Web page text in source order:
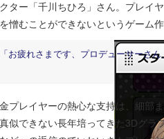
ター「千川ちひろ」さん。プレイ
憎むことができないというゲーム
お疲れさまです、プロデューサーさ
プレイヤーの熱心な支持は、細部
似できない長年培ってきた3Dグラ